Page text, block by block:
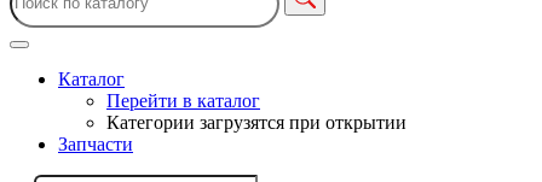
Каталог
Перейти в каталог
Категории загрузятся при открытии
Запчасти